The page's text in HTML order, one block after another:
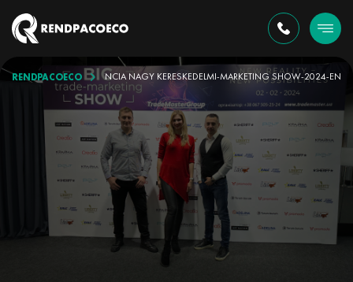
RENDPACOECOKONFERENCIA NAGY KERESKEDELMI-MARKETING SHOW-2024-EN